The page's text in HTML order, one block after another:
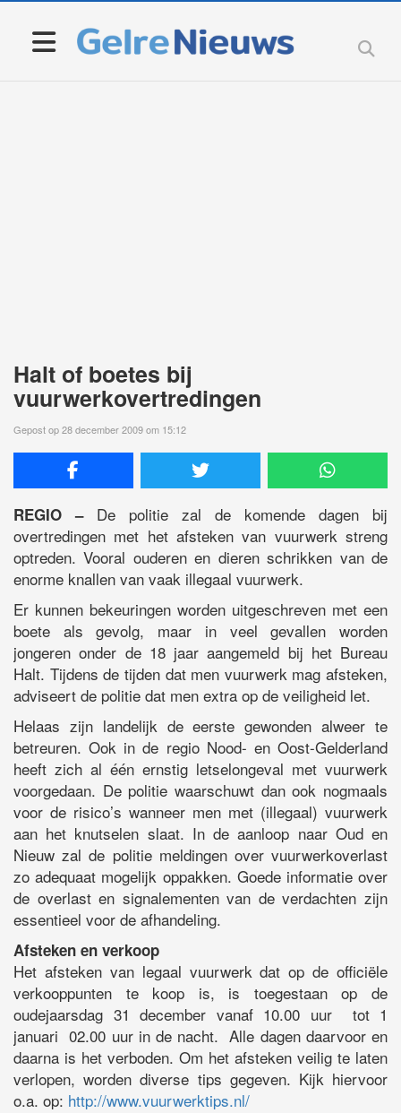
Halt of boetes bij
vuurwerkovertredingen
Gepost op 28 december 2009 om 15:12
REGIO – De politie zal de komende dagen bij
overtredingen met het afsteken van vuurwerk streng
optreden. Vooral ouderen en dieren schrikken van de
enorme knallen van vaak illegaal vuurwerk.
Er kunnen bekeuringen worden uitgeschreven met een
boete als gevolg, maar in veel gevallen worden
jongeren onder de 18 jaar aangemeld bij het Bureau
Halt. Tijdens de tijden dat men vuurwerk mag afsteken,
adviseert de politie dat men extra op de veiligheid let.
Helaas zijn landelijk de eerste gewonden alweer te
betreuren. Ook in de regio Nood- en Oost-Gelderland
heeft zich al één ernstig letselongeval met vuurwerk
voorgedaan. De politie waarschuwt dan ook nogmaals
voor de risico’s wanneer men met (illegaal) vuurwerk
aan het knutselen slaat. In de aanloop naar Oud en
Nieuw zal de politie meldingen over vuurwerkoverlast
zo adequaat mogelijk oppakken. Goede informatie over
de overlast en signalementen van de verdachten zijn
essentieel voor de afhandeling.
Afsteken en verkoop
Het afsteken van legaal vuurwerk dat op de officiële
verkooppunten te koop is, is toegestaan op de
oudejaarsdag 31 december vanaf 10.00 uur tot 1
januari 02.00 uur in de nacht. Alle dagen daarvoor en
daarna is het verboden. Om het afsteken veilig te laten
verlopen, worden diverse tips gegeven. Kijk hiervoor
o.a. op: http://www.vuurwerktips.nl/